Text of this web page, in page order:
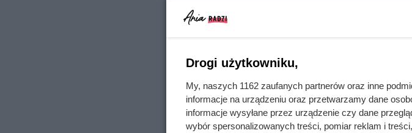
Drogi użytkowniku,
My, naszych 1162 zaufanych partnerów oraz inne
informacje na urządzeniu oraz przetwarzamy dane
informacje wysyłane przez urządzenie czy dane
wybór spersonalizowanych treści, pomiar reklam i